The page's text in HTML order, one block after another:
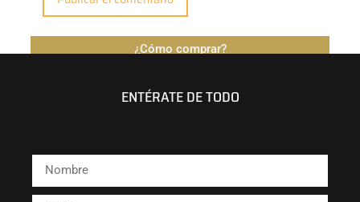
¿Cómo comprar?
ENTÉRATE DE TODO